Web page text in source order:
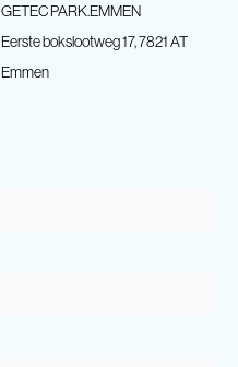
GETEC PARK.EMMEN
Eerste bokslootweg 17, 7821 AT
Emmen